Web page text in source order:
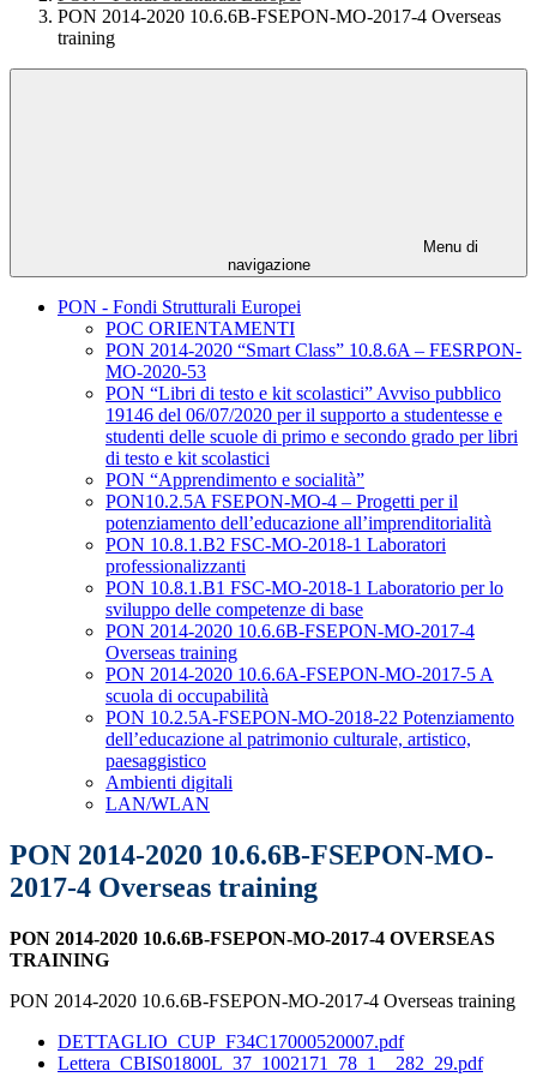
PON 2014-2020 10.6.6B-FSEPON-MO-2017-4 Overseas
training
Menu di
navigazione
PON - Fondi Strutturali Europei
POC ORIENTAMENTI
PON 2014-2020 “Smart Class” 10.8.6A – FESRPON-
MO-2020-53
PON “Libri di testo e kit scolastici” Avviso pubblico
19146 del 06/07/2020 per il supporto a studentesse e
studenti delle scuole di primo e secondo grado per libri
di testo e kit scolastici
PON “Apprendimento e socialità”
PON10.2.5A FSEPON-MO-4 – Progetti per il
potenziamento dell’educazione all’imprenditorialità
PON 10.8.1.B2 FSC-MO-2018-1 Laboratori
professionalizzanti
PON 10.8.1.B1 FSC-MO-2018-1 Laboratorio per lo
sviluppo delle competenze di base
PON 2014-2020 10.6.6B-FSEPON-MO-2017-4
Overseas training
PON 2014-2020 10.6.6A-FSEPON-MO-2017-5 A
scuola di occupabilità
PON 10.2.5A-FSEPON-MO-2018-22 Potenziamento
dell’educazione al patrimonio culturale, artistico,
paesaggistico
Ambienti digitali
LAN/WLAN
PON 2014-2020 10.6.6B-FSEPON-MO-
2017-4 Overseas training
PON 2014-2020 10.6.6B-FSEPON-MO-2017-4 OVERSEAS
TRAINING
PON 2014-2020 10.6.6B-FSEPON-MO-2017-4 Overseas training
DETTAGLIO_CUP_F34C17000520007.pdf
Lettera_CBIS01800L_37_1002171_78_1__282_29.pdf